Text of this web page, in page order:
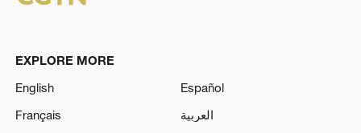
EXPLORE MORE
English
Español
Français
العربية